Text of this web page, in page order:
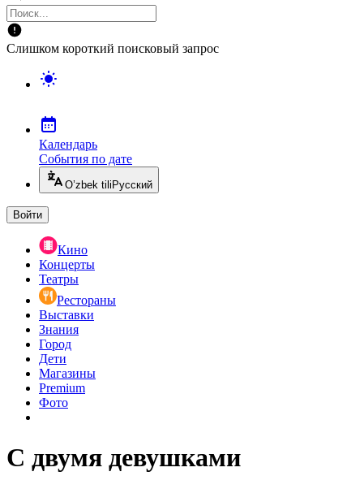
Слишком короткий поисковый запрос
Календарь
События по дате
O’zbek tili Русский
Войти
Кино
Концерты
Театры
Рестораны
Выставки
Знания
Город
Дети
Магазины
Premium
Фото
С двумя девушками